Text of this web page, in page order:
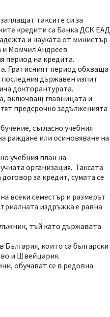
таксите си за
кредити са Банка ДСК ЕАД
и науката от министър
и Момчил Андреев.
период на кредита.
Гратисният период обхваща
държавен изпит
докторантурата.
включващ главницата и
предсрочно задълженията
съгласно учебния
раждане или осиновяване на
учебния план на
организация. Таксата
за кредит, сумата се
всеки семестър и размерът
издръжка е равна
тъй като държавата
които са български
и Швейцария.
обучават се в редовна